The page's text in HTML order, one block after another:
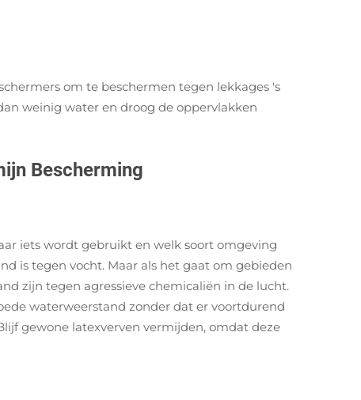
om te beschermen tegen lekkages 's
weinig water en droog de oppervlakken
Bescherming
iets wordt gebruikt en welk soort omgeving
is tegen vocht. Maar als het gaat om gebieden
zijn tegen agressieve chemicaliën in de lucht.
waterweerstand zonder dat er voortdurend
gewone latexverven vermijden, omdat deze